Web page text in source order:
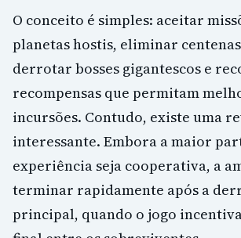
O conceito é simples: aceitar
planetas hostis, eliminar
derrotar bosses gigantescos e
recompensas que permitam
incursões. Contudo, existe uma
interessante. Embora a maior
experiência seja cooperativa, a
terminar rapidamente após a
principal, quando o jogo